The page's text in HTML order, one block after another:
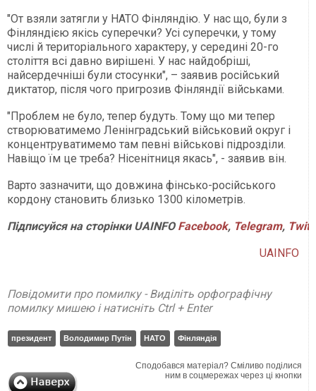
"От взяли затягли у НАТО Фінляндію. У нас що, були з
Фінляндією якісь суперечки? Усі суперечки, у тому
числі й територіального характеру, у середині 20-го
століття всі давно вирішені. У нас найдобріші,
найсердечніші були стосунки", – заявив російський
диктатор, після чого пригрозив Фінляндії військами.
"Проблем не було, тепер будуть. Тому що ми тепер
створюватимемо Ленінградський військовий округ і
концентруватимемо там певні військові підрозділи.
Навіщо їм це треба? Нісенітниця якась", - заявив він.
Варто зазначити, що довжина фінсько-російського
кордону становить близько 1300 кілометрів.
Підписуйся на сторінки UAINFO Facebook, Telegram,
UAINFO
Повідомити про помилку - Виділіть орфографічну
помилку мишею і натисніть Ctrl + Enter
президент Володимир Путін НАТО Фінляндія
Сподобався матеріал? Сміливо поділися
ним в соцмережах через ці кнопки